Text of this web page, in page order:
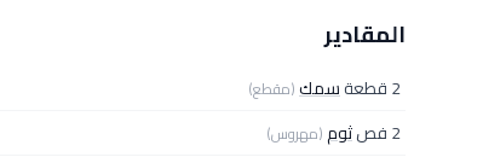
المقادير
2 قطعة سمك(مقطع)
2 فص ثوم(مهروس)